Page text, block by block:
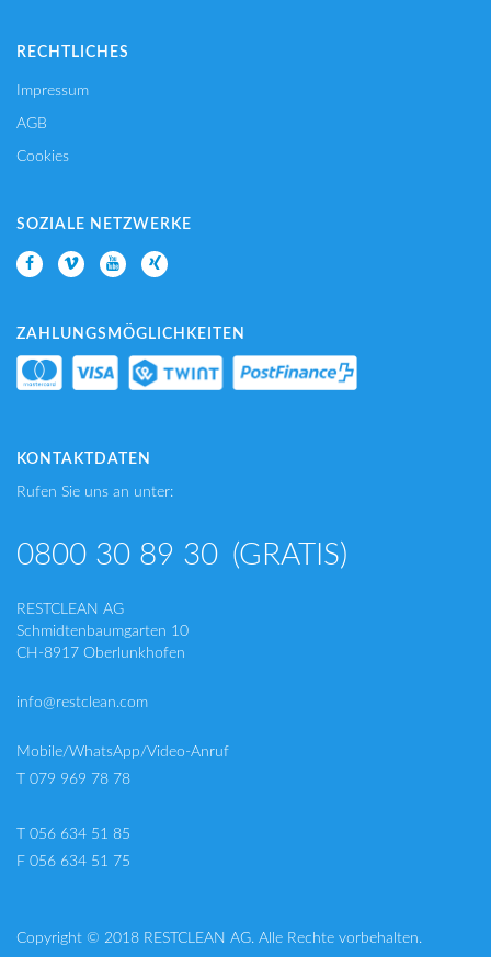
RECHTLICHES
Impressum
AGB
Cookies
SOZIALE NETZWERKE
ZAHLUNGSMÖGLICHKEITEN
KONTAKTDATEN
Rufen Sie uns an unter:
0800 30 89 30 (GRATIS)
RESTCLEAN AG
Schmidtenbaumgarten 10
CH-8917 Oberlunkhofen
info@restclean.com
Mobile/WhatsApp/Video-Anruf
T 079 969 78 78
T 056 634 51 85
F 056 634 51 75
Copyright © 2018 RESTCLEAN AG. Alle Rechte vorbehalten.